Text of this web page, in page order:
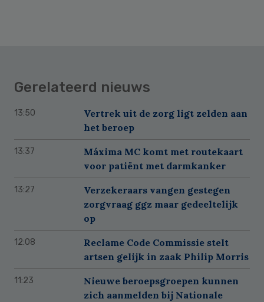
Gerelateerd nieuws
13:50
Vertrek uit de zorg ligt zelden aan
het beroep
13:37
Máxima MC komt met routekaart
voor patiënt met darmkanker
13:27
Verzekeraars vangen gestegen
zorgvraag ggz maar gedeeltelijk
op
12:08
Reclame Code Commissie stelt
artsen gelijk in zaak Philip Morris
11:23
Nieuwe beroepsgroepen kunnen
zich aanmelden bij Nationale